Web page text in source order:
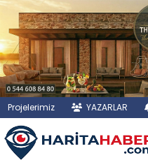
Projelerimiz YAZARLAR